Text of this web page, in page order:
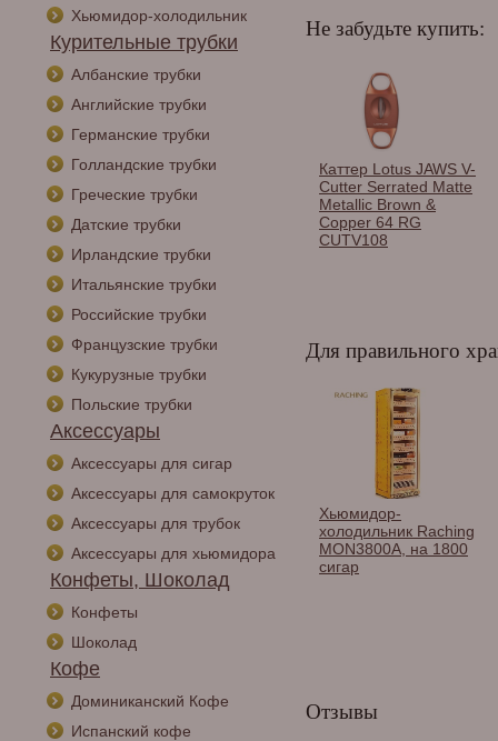
Хьюмидор-холодильник
Курительные трубки
Албанские трубки
Английские трубки
Германские трубки
Голландские трубки
Греческие трубки
Датские трубки
Ирландские трубки
Итальянские трубки
Российские трубки
Французские трубки
Кукурузные трубки
Польские трубки
Аксессуары
Аксессуары для сигар
Аксессуары для самокруток
Аксессуары для трубок
Аксессуары для хьюмидора
Конфеты, Шоколад
Конфеты
Шоколад
Кофе
Доминиканский Кофе
Испанский кофе
Не забудьте купить:
Спички сигарные
Habanos в
ассортименте.
Каттер Lotus JAWS V-
Cutter Serrated Matte
Metallic Brown &
Зажигалка
Colibri Falcon,
металлик
Для правильного
Хьюмидор Gentili
Croco Brown на 15
сигар Limited Edition
SV10-Croco-Brown
холодильник Raching
MON3800A, на 1800
Хьюмидор
Incavo на 50
SVH09-Incavo
Отзывы